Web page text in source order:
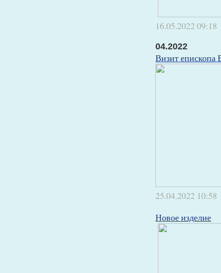
16.05.2022 09:18
04.2022
Визит епископа
25.04.2022 10:58
Новое изделие